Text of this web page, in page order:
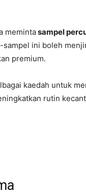
memintasampel
ini boleh
premium.
kaedah untuk
rutin